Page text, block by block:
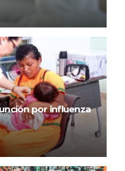
por influenza